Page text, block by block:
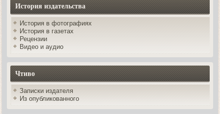
История издательства
История в фотографиях
История в газетах
Рецензии
Видео и аудио
Чтиво
Записки издателя
Из опубликованного